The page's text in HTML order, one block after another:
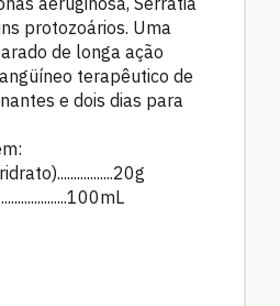
protozoários. Uma
de longa ação
terapêutico de
e dois dias para